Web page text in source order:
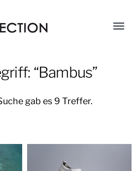
Menü
“Bambus”
gab es 9 Treffer.